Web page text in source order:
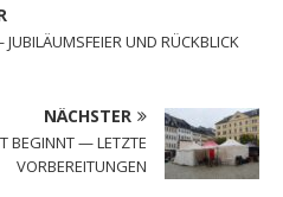
UND RÜCKBLICK
NÄCHSTER
BEGINNT — LETZTE
VORBEREITUNGEN